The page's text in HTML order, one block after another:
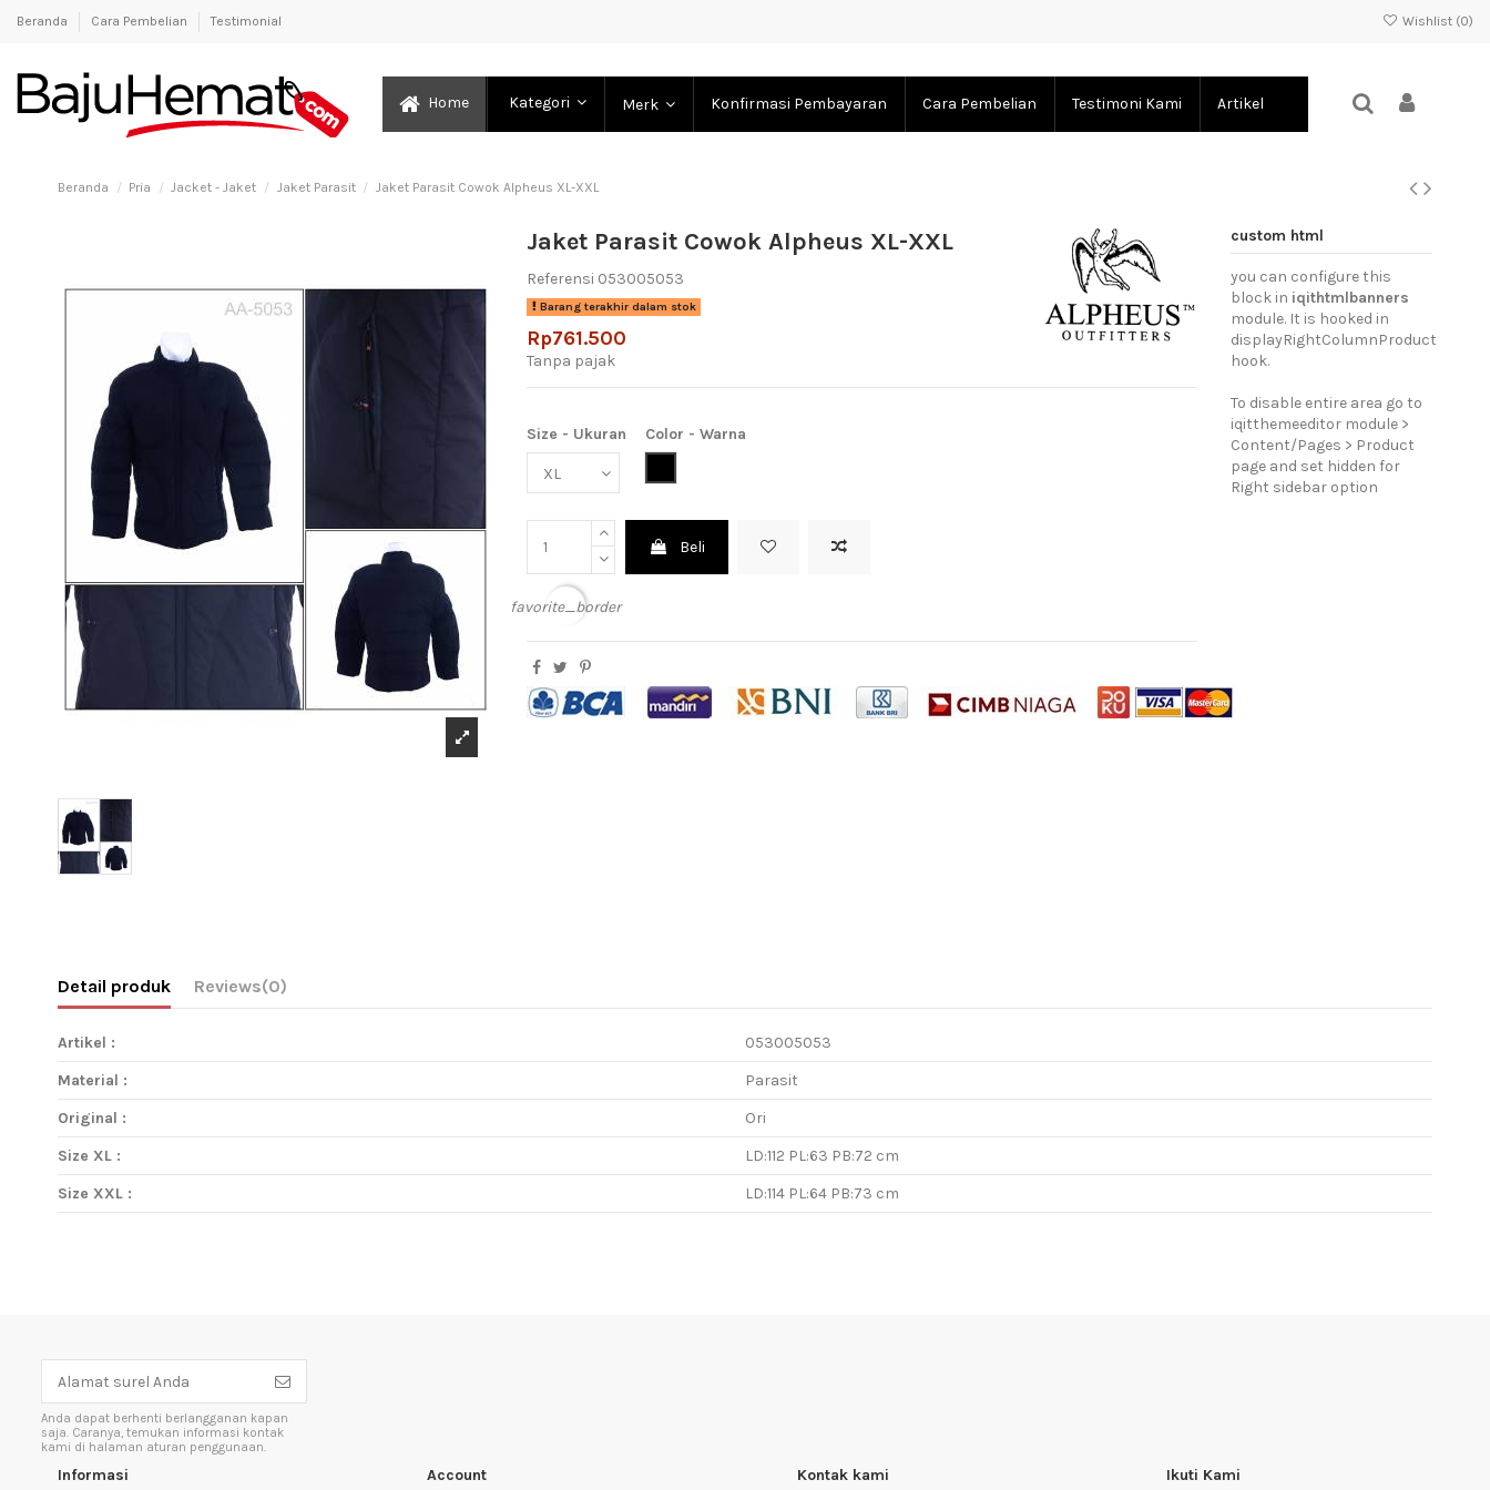
Beranda Cara Pembelian Testimonial Wishlist (0)
Home Kategori Merk Konfirmasi Pembayaran Cara Pembelian Testimoni Kami Artikel
Beranda Pria Jacket - Jaket Jaket Parasit Jaket Parasit Cowok Alpheus XL-XXL
Jaket Parasit Cowok Alpheus XL-XXL
Referensi 053005053
Barang terakhir dalam stok
Rp761.500
Tanpa pajak
Size - Ukuran
Color - Warna
Beli
favorite_border
custom html
you can configure this
block in iqithtmlbanners
module. It is hooked in
displayRightColumnProduct
hook.
To disable entire area go to
iqitthemeeditor module >
Content/Pages > Product
page and set hidden for
Right sidebar option
Detail produk Reviews(0)
Artikel :
053005053
Material :
Parasit
Original :
Ori
Size XL :
LD:112 PL:63 PB:72 cm
Size XXL :
LD:114 PL:64 PB:73 cm
Anda dapat berhenti berlangganan kapan
saja. Caranya, temukan informasi kontak
kami di halaman aturan penggunaan.
Informasi Account Kontak kami Ikuti Kami